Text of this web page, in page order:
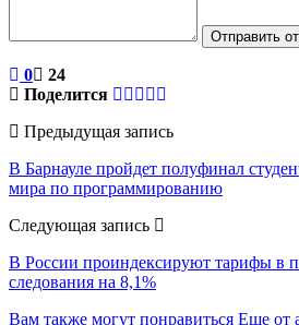
Отправить
0
24
Поделится
Предыдущая запись
В Барнауле пройдет полуфинал
мира по программированию
Следующая запись
В России проиндексируют тарифы в
следования на 8,1%
Вам также могут понравиться Еще от